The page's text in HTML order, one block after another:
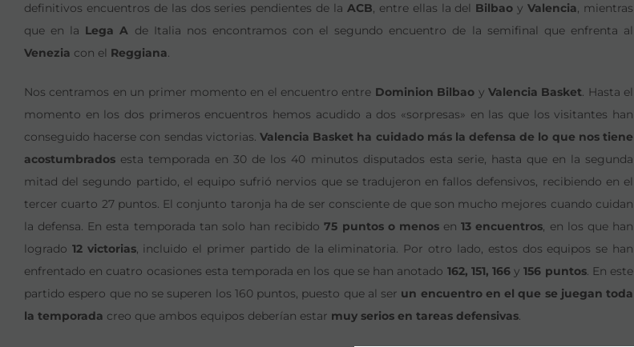
definitivos encuentros de las dos series pendientes de la ACB, entre ellas la del Bilbao yValencia, mientras
que en la Lega A de Italia nos encontramos con el segundo encuentro de la semifinal que enfrenta al
Venezia con el Reggiana.
Nos centramos en un primer momento en el encuentro entre Dominion Bilbao y Valencia Basket. Hasta el
momento en los dos primeros encuentros hemos acudido a dos «sorpresas» en las que los visitantes han
conseguido hacerse con sendas victorias. Valencia Basket ha cuidado más la defensa de lo que nos tiene
acostumbrados esta temporada en 30 de los 40 minutos disputados esta serie, hasta que en la segunda
mitad del segundo partido, el equipo sufrió nervios que se tradujeron en fallos defensivos, recibiendo en el
tercer cuarto 27 puntos. El conjunto taronja ha de ser consciente de que son mucho mejores cuando cuidan
la defensa. En esta temporada tan solo han recibido75 puntos o menosen13 encuentros, en los que han
logrado 12 victorias, incluido el primer partido de la eliminatoria. Por otro lado, estos dos equipos se han
enfrentado en cuatro ocasiones esta temporada en los que se han anotado 162, 151, 166y 156 puntos. En este
partido espero que no se superen los 160 puntos, puesto que al ser un encuentro en el que se juegan toda
la temporada creo que ambos equipos deberían estar muy serios en tareas defensivas.